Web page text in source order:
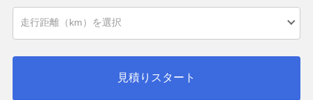
見積りスタート